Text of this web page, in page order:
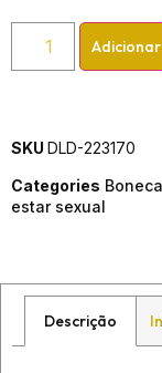
Adicionar
SKU DLD-223170
Categories
estar sexual
Descrição